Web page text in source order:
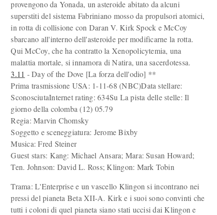
provengono da Yonada, un asteroide abitato da alcuni
superstiti del sistema Fabriniano mosso da propulsori atomici,
in rotta di collisione con Daran V. Kirk Spock e McCoy
sbarcano all'interno dell'asteroide per modificarne la rotta.
Qui McCoy, che ha contratto la Xenopolicytemia, una
malattia mortale, si innamora di Natira, una sacerdotessa.
3.11 - Day of the Dove [La forza dell'odio] **
Prima trasmissione USA: 1-11-68 (NBC)Data stellare:
SconosciutaInternet rating: 634Su La pista delle stelle: Il
giorno della colomba (12) 05.79
Regia: Marvin Chomsky
Soggetto e sceneggiatura: Jerome Bixby
Musica: Fred Steiner
Guest stars: Kang: Michael Ansara; Mara: Susan Howard;
Ten. Johnson: David L. Ross; Klingon: Mark Tobin
Trama: L'Enterprise e un vascello Klingon si incontrano nei
pressi del pianeta Beta XII-A. Kirk e i suoi sono convinti che
tutti i coloni di quel pianeta siano stati uccisi dai Klingon e